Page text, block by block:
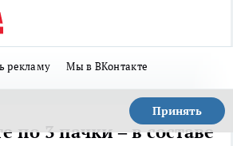
рекламу Мы в ВКонтакте
Принять
по 3 пачки – в составе